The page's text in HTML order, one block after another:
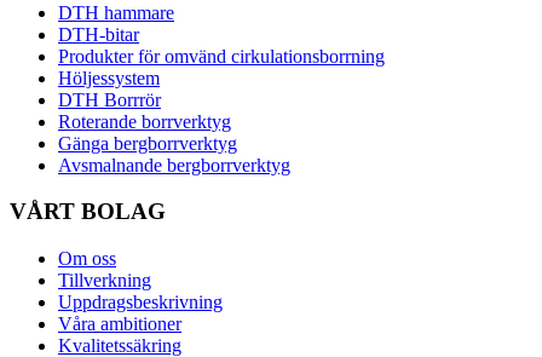
DTH hammare
DTH-bitar
Produkter för omvänd cirkulationsborrning
Höljessystem
DTH Borrrör
Roterande borrverktyg
Gänga bergborrverktyg
Avsmalnande bergborrverktyg
VÅRT BOLAG
Om oss
Tillverkning
Uppdragsbeskrivning
Våra ambitioner
Kvalitetssäkring